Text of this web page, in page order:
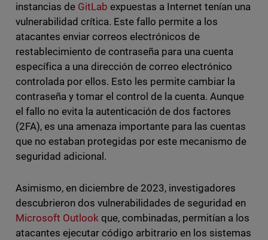
instancias de GitLab expuestas a Internet tenían una
vulnerabilidad crítica. Este fallo permite a los
atacantes enviar correos electrónicos de
restablecimiento de contraseña para una cuenta
específica a una dirección de correo electrónico
controlada por ellos. Esto les permite cambiar la
contraseña y tomar el control de la cuenta. Aunque
el fallo no evita la autenticación de dos factores
(2FA), es una amenaza importante para las cuentas
que no estaban protegidas por este mecanismo de
seguridad adicional.
Asimismo, en diciembre de 2023, investigadores
descubrieron dos vulnerabilidades de seguridad en
Microsoft Outlookque, combinadas, permitían a los
atacantes ejecutar código arbitrario en los sistemas